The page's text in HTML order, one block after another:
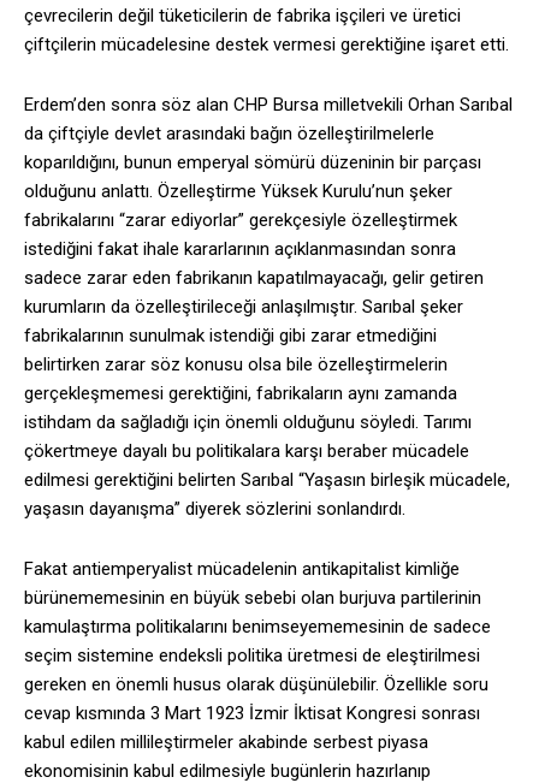
çevrecilerin değil tüketicilerin de fabrika işçileri ve üretici
çiftçilerin mücadelesine destek vermesi gerektiğine işaret etti.
Erdem’den sonra söz alan CHP Bursa milletvekili Orhan Sarıbal
da çiftçiyle devlet arasındaki bağın özelleştirilmelerle
koparıldığını, bunun emperyal sömürü düzeninin bir parçası
olduğunu anlattı. Özelleştirme Yüksek Kurulu’nun şeker
fabrikalarını “zarar ediyorlar” gerekçesiyle özelleştirmek
istediğini fakat ihale kararlarının açıklanmasından sonra
sadece zarar eden fabrikanın kapatılmayacağı, gelir getiren
kurumların da özelleştirileceği anlaşılmıştır. Sarıbal şeker
fabrikalarının sunulmak istendiği gibi zarar etmediğini
belirtirken zarar söz konusu olsa bile özelleştirmelerin
gerçekleşmemesi gerektiğini, fabrikaların aynı zamanda
istihdam da sağladığı için önemli olduğunu söyledi. Tarımı
çökertmeye dayalı bu politikalara karşı beraber mücadele
edilmesi gerektiğini belirten Sarıbal “Yaşasın birleşik mücadele,
yaşasın dayanışma” diyerek sözlerini sonlandırdı.
Fakat antiemperyalist mücadelenin antikapitalist kimliğe
bürünememesinin en büyük sebebi olan burjuva partilerinin
kamulaştırma politikalarını benimseyememesinin de sadece
seçim sistemine endeksli politika üretmesi de eleştirilmesi
gereken en önemli husus olarak düşünülebilir. Özellikle soru
cevap kısmında 3 Mart 1923 İzmir İktisat Kongresi sonrası
kabul edilen millileştirmeler akabinde serbest piyasa
ekonomisinin kabul edilmesiyle bugünlerin hazırlanıp